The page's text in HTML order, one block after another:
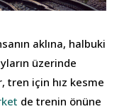
aklına, halbuki
üzerinde
tren için hız kesme
de trenin önüne